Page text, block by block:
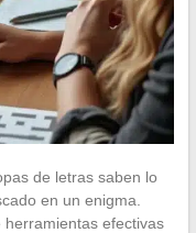
de letras saben lo
en un enigma.
efectivas